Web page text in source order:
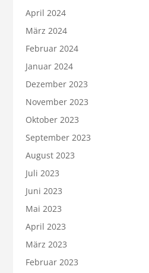
April 2024
März 2024
Februar 2024
Januar 2024
Dezember 2023
November 2023
Oktober 2023
September 2023
August 2023
Juli 2023
Juni 2023
Mai 2023
April 2023
März 2023
Februar 2023